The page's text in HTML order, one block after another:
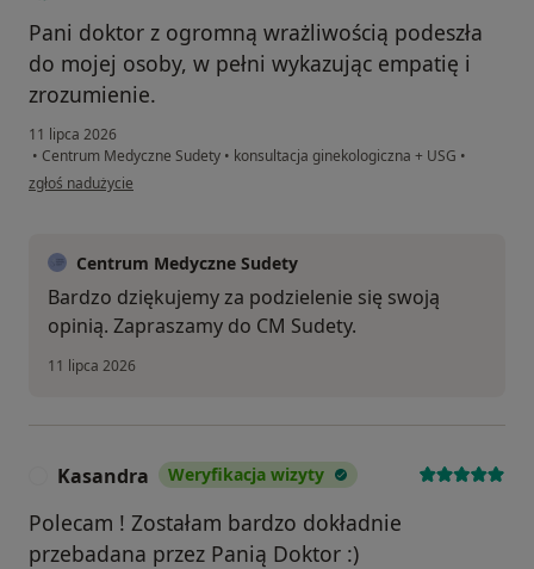
Pani doktor z ogromną wrażliwością podeszła
do mojej osoby, w pełni wykazując empatię i
zrozumienie.
11 lipca 2026
• Centrum Medyczne Sudety • konsultacja ginekologiczna + USG •
w opinii użytkownika Ala
zgłoś nadużycie
Centrum Medyczne Sudety
Bardzo dziękujemy za podzielenie się swoją
opinią. Zapraszamy do CM Sudety.
11 lipca 2026
Kasandra Weryfikacja wizyty
Polecam ! Zostałam bardzo dokładnie
przebadana przez Panią Doktor :)